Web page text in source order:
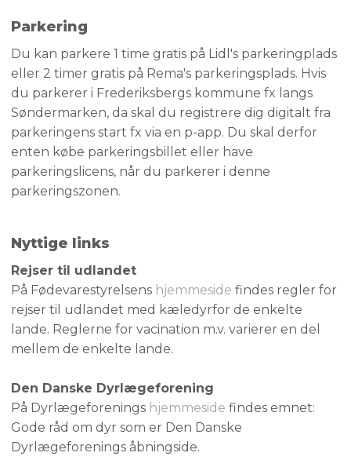
Parkering​
​Du kan parkere 1 time gratis på Lidl's parkeringplads
eller 2 timer gratis på Rema's parkeringsplads. Hvis
du parkerer i Frederiksbergs kommune fx langs
Søndermarken, da skal du registrere dig digitalt fra
parkeringens start fx via en p-app. Du skal derfor
enten købe parkeringsbillet eller have
parkeringslicens, når du parkerer i denne
parkeringszonen.
Nyttige links
Rejser til udlandet
På Fødevarestyrelsens hjemmeside findes regler for
rejser til udlandet med kæledyrfor de enkelte
lande. Reglerne for vacination m.v. varierer en del
mellem de enkelte lande.
Den Danske Dyrlægeforening
På Dyrlægeforenings hjemmeside ​findes emnet:
Gode råd om dyr som er Den Danske
Dyrlægeforenings åbningside.